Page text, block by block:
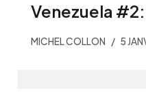
Venezuela
MICHEL COLLON 5